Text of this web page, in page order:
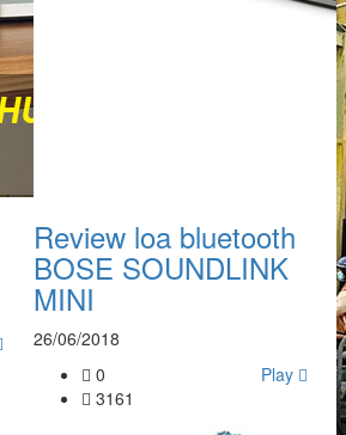
Review loa bluetooth
BOSE SOUNDLINK
MINI
26/06/2018
0
3161
Play